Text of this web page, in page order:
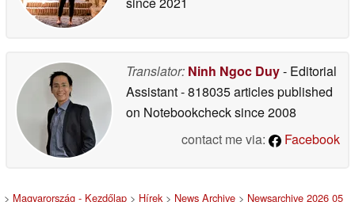
Translator: Ninh Ngoc Duy- Editorial
Assistant- 818035 articles published
on Notebookchecksince 2008
contact me via:
Facebook
> Magyarország - Kezdőlap > Hírek> News Archive > Newsarchive 2026 05